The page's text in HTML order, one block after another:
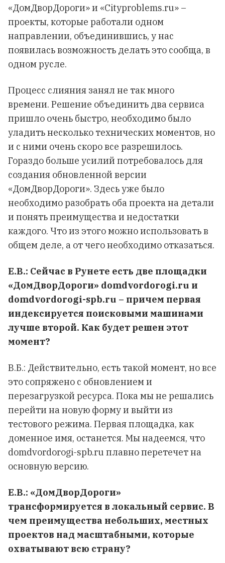
«ДомДворДороги» и «Cityproblems.ru» –
проекты, которые работали одном
направлении, объединившись, у нас
появилась возможность делать это сообща, в
одном русле.
Процесс слияния занял не так много
времени. Решение объединить два сервиса
пришло очень быстро, необходимо было
уладить несколько технических моментов, но
и с ними очень скоро все разрешилось.
Гораздо больше усилий потребовалось для
создания обновленной версии
«ДомДворДороги». Здесь уже было
необходимо разобрать оба проекта на детали
и понять преимущества и недостатки
каждого. Что из этого можно использовать в
общем деле, а от чего необходимо отказаться.
Е.В.: Сейчас в Рунете есть две площадки
«ДомДворДороги» domdvordorogi.ru и
domdvordorogi-spb.ru – причем первая
индексируется поисковыми машинами
лучше второй. Как будет решен этот
момент?
В.Б.: Действительно, есть такой момент, но все
это сопряжено с обновлением и
перезагрузкой ресурса. Пока мы не решались
перейти на новую форму и выйти из
тестового режима. Первая площадка, как
доменное имя, останется. Мы надеемся, что
domdvordorogi-spb.ru плавно перетечет на
основную версию.
Е.В.: «ДомДворДороги»
трансформируется в локальный сервис. В
чем преимущества небольших, местных
проектов над масштабными, которые
охватывают всю страну?